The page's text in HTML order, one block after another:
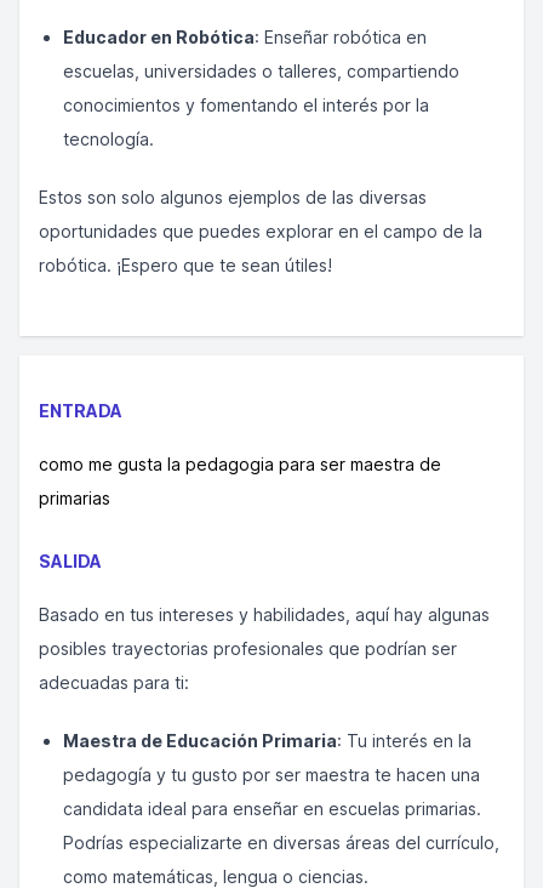
Educador en Robótica: Enseñar robótica en
escuelas, universidades o talleres, compartiendo
conocimientos y fomentando el interés por la
tecnología.
Estos son solo algunos ejemplos de las diversas
oportunidades que puedes explorar en el campo de la
robótica. ¡Espero que te sean útiles!
ENTRADA
como me gusta la pedagogia para ser maestra de
primarias
SALIDA
Basado en tus intereses y habilidades, aquí hay algunas
posibles trayectorias profesionales que podrían ser
adecuadas para ti:
Maestra de Educación Primaria: Tu interés en la
pedagogía y tu gusto por ser maestra te hacen una
candidata ideal para enseñar en escuelas primarias.
Podrías especializarte en diversas áreas del currículo,
como matemáticas, lengua o ciencias.